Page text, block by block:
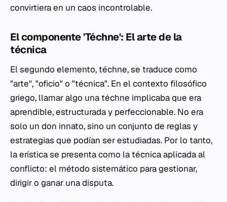
convirtiera en un caos incontrolable.
El componente 'Téchne': El arte de la
técnica
El segundo elemento, téchne, se traduce como
"arte", "oficio" o "técnica". En el contexto filosófico
griego, llamar algo una téchne implicaba que era
aprendible, estructurada y perfeccionable. No era
solo un don innato, sino un conjunto de reglas y
estrategias que podían ser estudiadas. Por lo tanto,
la erística se presenta como la técnica aplicada al
conflicto: el método sistemático para gestionar,
dirigir o ganar una disputa.